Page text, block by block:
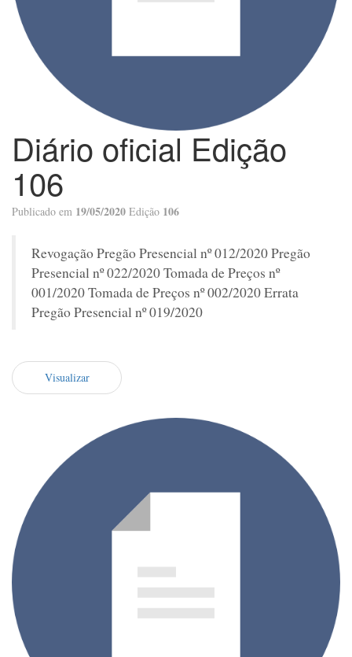
Diário oficial Edição
106
Publicado em 19/05/2020 Edição 106
Revogação Pregão Presencial nº 012/2020 Pregão
Presencial nº 022/2020 Tomada de Preços nº
001/2020 Tomada de Preços nº 002/2020 Errata
Pregão Presencial nº 019/2020
Visualizar